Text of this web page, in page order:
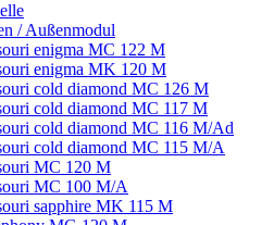
/ Außenmodul
enigma MC 122 M
enigma MK 120 M
cold diamond MC 126 M
cold diamond MC 117 M
cold diamond MC 116 M/Ad
cold diamond MC 115 M/A
MC 120 M
MC 100 M/A
sapphire MK 115 M